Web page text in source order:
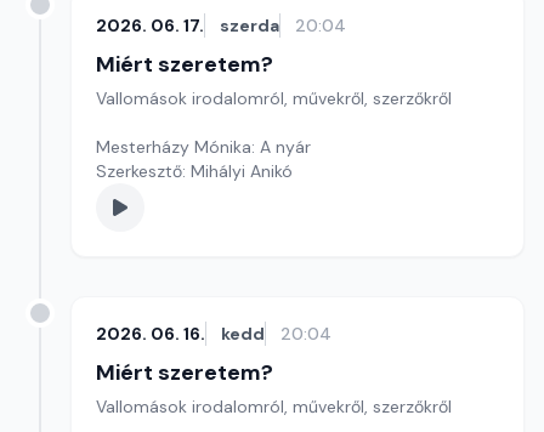
2026. 06. 17. szerda 20:04
Miért szeretem?
Vallomások irodalomról, művekről, szerzőkről
Mesterházy Mónika: A nyár
Szerkesztő: Mihályi Anikó
2026. 06. 16. kedd 20:04
Miért szeretem?
Vallomások irodalomról, művekről, szerzőkről